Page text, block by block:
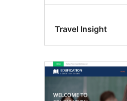
Travel Insight